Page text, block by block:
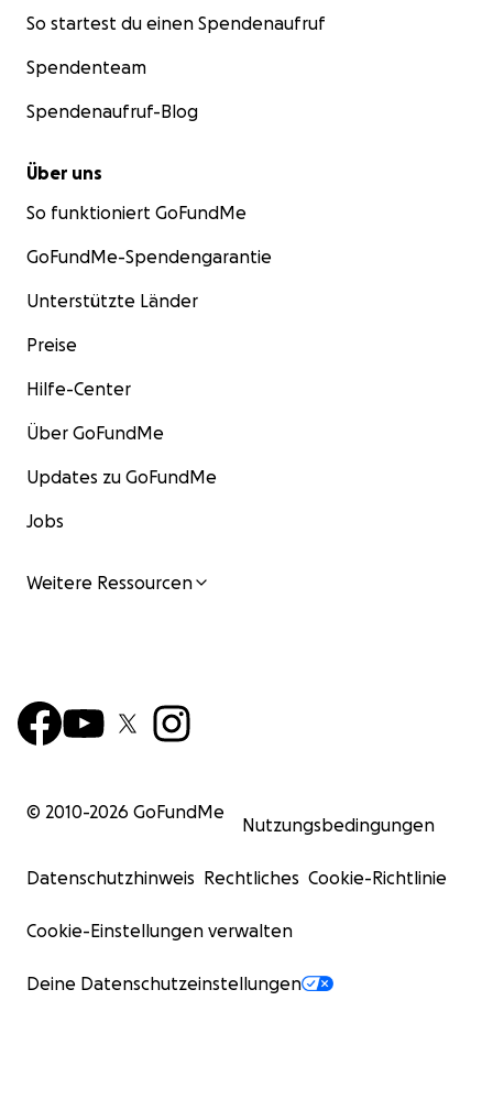
So startest du einen Spendenaufruf
Spendenteam
Spendenaufruf-Blog
Über uns
So funktioniert GoFundMe
GoFundMe-Spendengarantie
Unterstützte Länder
Preise
Hilfe-Center
Über GoFundMe
Updates zu GoFundMe
Jobs
Weitere Ressourcen
© 2010-2026 GoFundMe
Nutzungsbedingungen
Datenschutzhinweis Rechtliches Cookie-Richtlinie
Cookie-Einstellungen verwalten
Deine Datenschutzeinstellungen